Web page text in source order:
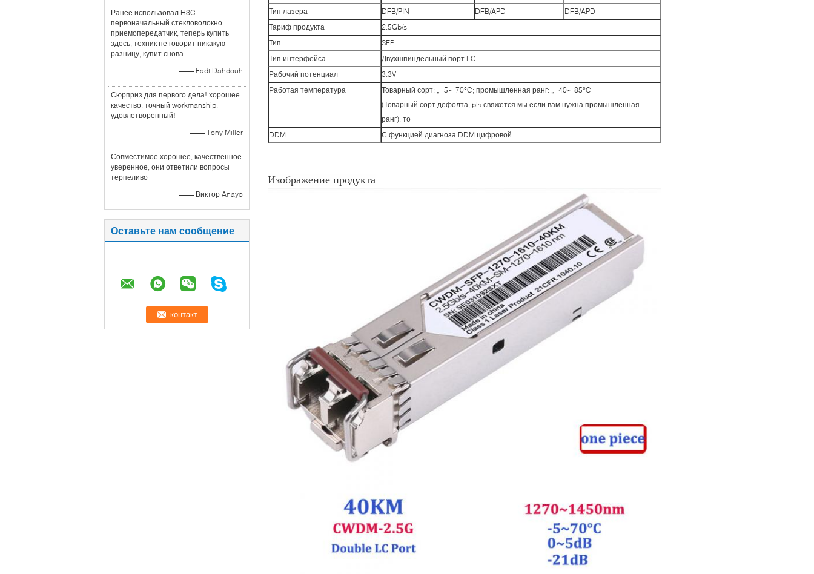
Ранее использовал H3C
первоначальный стекловолокно
приемопередатчик, теперь купить
здесь, техник не говорит никакую
разницу, купит снова.
—— Fadi Dahdouh
Сюрприз для первого дела! хорошее
качество, точный workmanship,
удовлетворенный!
—— Tony Miller
Совместимое хорошее, качественное
уверенное, они ответили вопросы
терпеливо
—— Виктор Anayo
Оставьте нам сообщение
Тип лазера DFB/PIN DFB/APD
DFB/APD
Тариф продукта
2.5Gb/s
Тип
SFP
Тип интерфейса
Двухшпиндельный порт LC
Рабочий потенциал
3.3V
Работая температура
Товарный сорт: „- 5~-70°C; промышленная ранг: „- 40~-85°C
(Товарный сорт дефолта, pls свяжется мы если вам нужна промышленная
ранг), то
DDM
С функцией диагноза DDM цифровой
Изображение продукта